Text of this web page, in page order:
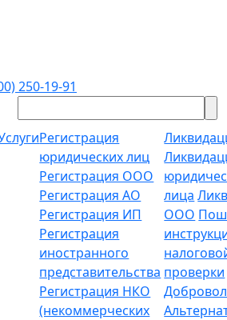
250-19-91
Регистрация
юридических лиц
Регистрация ООО
Регистрация АО
Регистрация ИП
Регистрация
иностранного
представительства
Регистрация НКО
(некоммерческих
лица
ООО
проверки